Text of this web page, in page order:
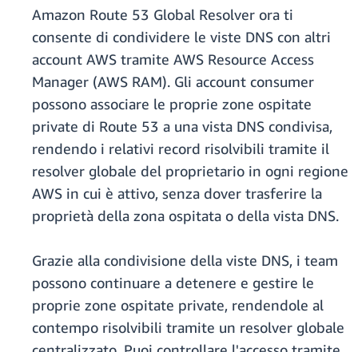
Amazon Route 53 Global Resolver ora ti
consente di condividere le viste DNS con altri
account AWS tramite AWS Resource Access
Manager (AWS RAM). Gli account consumer
possono associare le proprie zone ospitate
private di Route 53 a una vista DNS condivisa,
rendendo i relativi record risolvibili tramite il
resolver globale del proprietario in ogni regione
AWS in cui è attivo, senza dover trasferire la
proprietà della zona ospitata o della vista DNS.
Grazie alla condivisione della viste DNS, i team
possono continuare a detenere e gestire le
proprie zone ospitate private, rendendole al
contempo risolvibili tramite un resolver globale